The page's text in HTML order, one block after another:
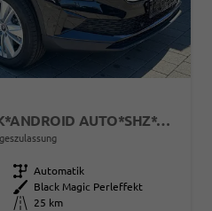
EXTRA 2.0 TDI DSG AHK*ANDROID AUTO*SHZ*ACC*KEYLESS*KAMERA*17" LM* 2Z KLIMAAUTO*SUNSET
Getriebe Automatik
Außenfarbe
Black Magic Perleffekt
Kilometerstand
25 km